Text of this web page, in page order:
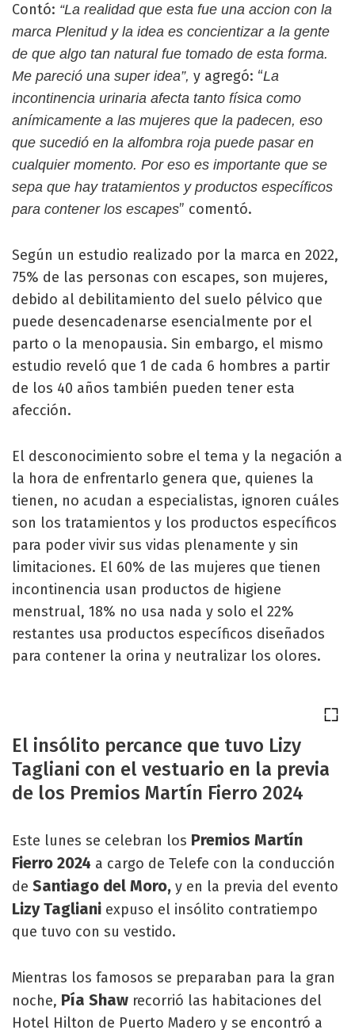
Contó: “La realidad que esta fue una accion con la
marca Plenitud y la idea es concientizar a la gente
de que algo tan natural fue tomado de esta forma.
Me pareció una super idea”, y agregó: “La
incontinencia urinaria afecta tanto física como
anímicamente a las mujeres que la padecen, eso
que sucedió en la alfombra roja puede pasar en
cualquier momento. Por eso es importante que se
sepa que hay tratamientos y productos específicos
para contener los escapes” comentó.
Según un estudio realizado por la marca en 2022,
75% de las personas con escapes, son mujeres,
debido al debilitamiento del suelo pélvico que
puede desencadenarse esencialmente por el
parto o la menopausia. Sin embargo, el mismo
estudio reveló que 1 de cada 6 hombres a partir
de los 40 años también pueden tener esta
afección.
El desconocimiento sobre el tema y la negación a
la hora de enfrentarlo genera que, quienes la
tienen, no acudan a especialistas, ignoren cuáles
son los tratamientos y los productos específicos
para poder vivir sus vidas plenamente y sin
limitaciones. El 60% de las mujeres que tienen
incontinencia usan productos de higiene
menstrual, 18% no usa nada y solo el 22%
restantes usa productos específicos diseñados
para contener la orina y neutralizar los olores.
El insólito percance que tuvo Lizy
Tagliani con el vestuario en la previa
de los Premios Martín Fierro 2024
Este lunes se celebran los Premios Martín
Fierro 2024 a cargo de Telefe con la conducción
de Santiago del Moro, y en la previa del evento
Lizy Tagliani expuso el insólito contratiempo
que tuvo con su vestido.
Mientras los famosos se preparaban para la gran
noche, Pía Shaw recorrió las habitaciones del
Hotel Hilton de Puerto Madero y se encontró a